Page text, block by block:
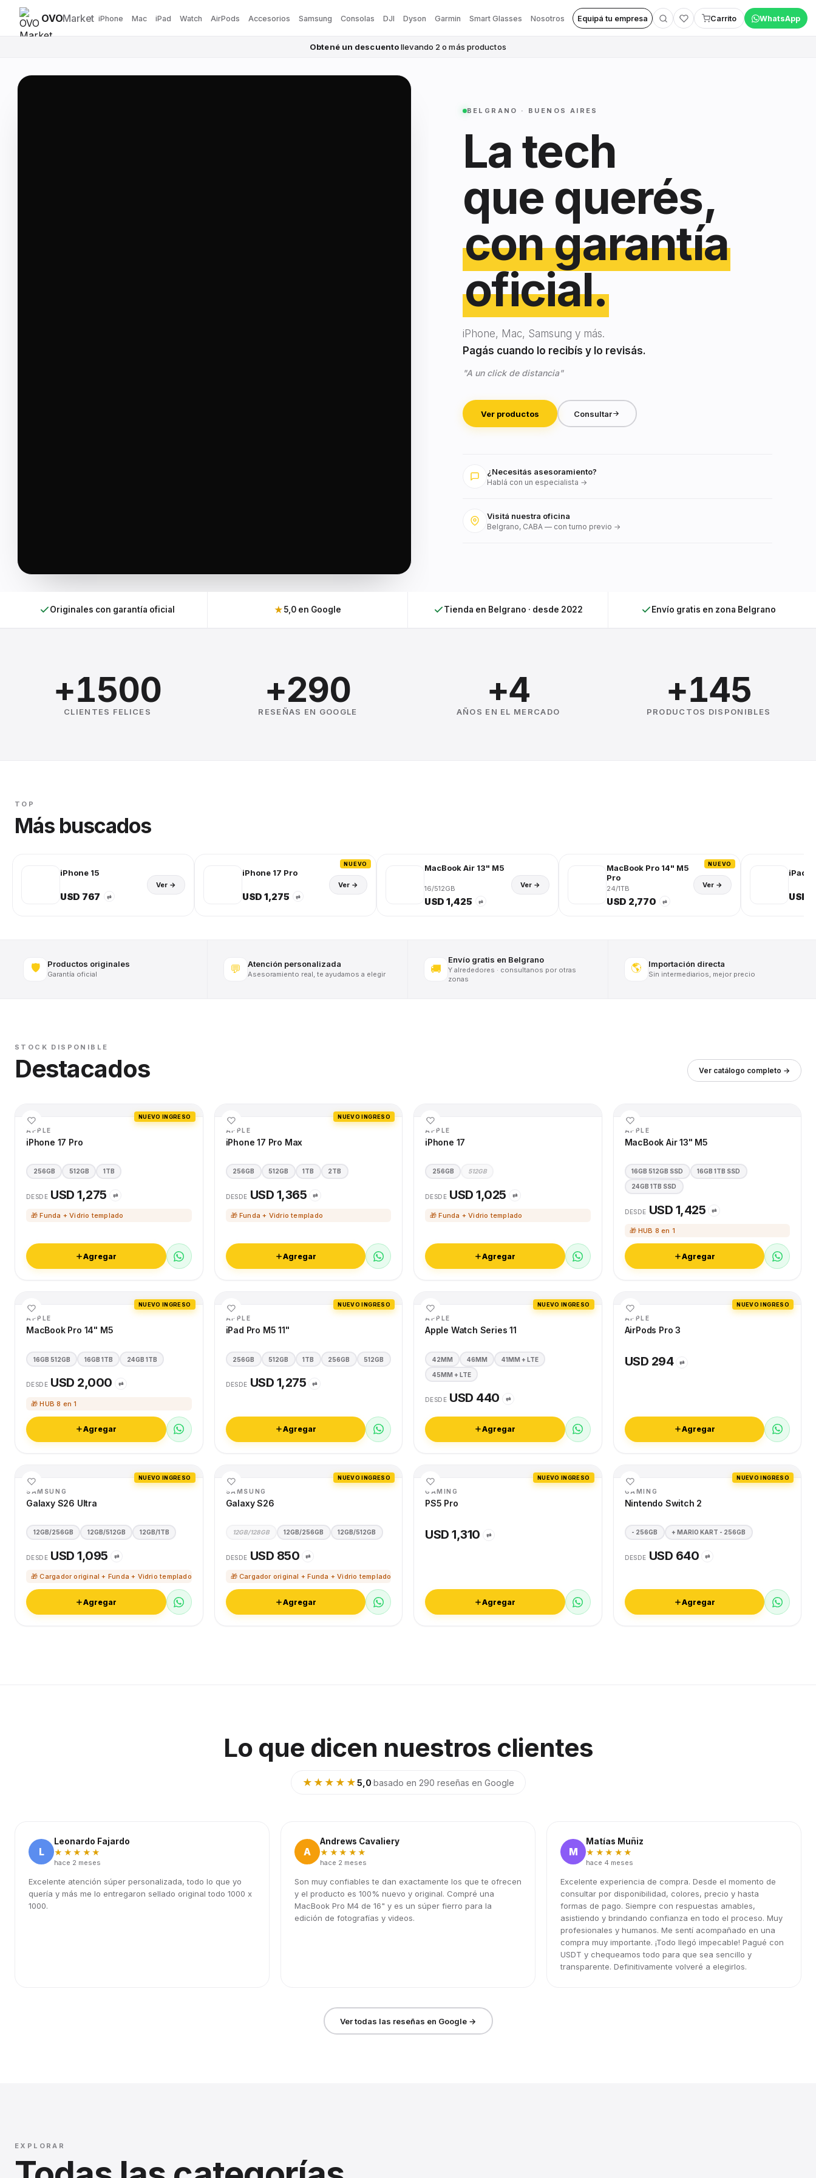
OVOMarket iPhone Mac iPad Watch AirPods Accesorios Samsung Consolas DJI Dyson Garmin Smart Glasses Nosotros Equipá tu empresa Carrito WhatsApp
Obtené un descuentollevando 2 o más productos
BELGRANO · BUENOS AIRES
La tech
que querés,
con garantía
oficial.
iPhone, Mac, Samsung y más.
Pagás cuando lo recibís y lo revisás.
"A un click de distancia"
Ver productos Consultar
¿Necesitás asesoramiento?
Hablá con un especialista →
Visitá nuestra oficina
Belgrano, CABA — con turno previo →
Originales con garantía oficial ★5,0 en Google Tienda en Belgrano · desde 2022 Envío gratis en zona Belgrano
+1500
CLIENTES FELICES
+290
RESEÑAS EN GOOGLE
+4
AÑOS EN EL MERCADO
+145
PRODUCTOS DISPONIBLES
TOP
Más buscados
iPhone 15
USD 767 ⇄
Ver →
NUEVO
iPhone 17 Pro
USD 1,275 ⇄
Ver →
MacBook Air 13" M5
16/512GB
USD 1,425 ⇄
Ver →
NUEVO
MacBook Pro 14" M5
Pro
24/1TB
USD 2,770 ⇄
Ver →
iPad
USD
🛡️ Productos originales
Garantía oficial 💬 Atención personalizada
Asesoramiento real, te ayudamos a elegir 🚚
Envío gratis en Belgrano
Y alrededores · consultanos por otras
zonas
🌎 Importación directa
Sin intermediarios, mejor precio
STOCK DISPONIBLE
Destacados Ver catálogo completo →
NUEVO INGRESO
APPLE
iPhone 17 Pro
256GB 512GB 1TB
DESDE USD 1,275 ⇄
🎁 Funda + Vidrio templado
Agregar
NUEVO INGRESO
APPLE
iPhone 17 Pro Max
256GB 512GB 1TB 2TB
DESDE USD 1,365 ⇄
🎁 Funda + Vidrio templado
Agregar
APPLE
iPhone 17
256GB 512GB
DESDE USD 1,025 ⇄
🎁 Funda + Vidrio templado
Agregar
APPLE
MacBook Air 13" M5
16GB 512GB SSD 16GB 1TB SSD
24GB 1TB SSD
DESDE USD 1,425 ⇄
🎁 HUB 8 en 1
Agregar
NUEVO INGRESO
APPLE
MacBook Pro 14" M5
16GB 512GB 16GB 1TB 24GB 1TB
DESDE USD 2,000 ⇄
🎁 HUB 8 en 1
Agregar
NUEVO INGRESO
APPLE
iPad Pro M5 11"
256GB 512GB 1TB 256GB 512GB
DESDE USD 1,275 ⇄
Agregar
NUEVO INGRESO
APPLE
Apple Watch Series 11
42MM 46MM 41MM + LTE
45MM + LTE
DESDE USD 440 ⇄
Agregar
NUEVO INGRESO
APPLE
AirPods Pro 3
USD 294 ⇄
Agregar
NUEVO INGRESO
SAMSUNG
Galaxy S26 Ultra
12GB/256GB 12GB/512GB 12GB/1TB
DESDE USD 1,095 ⇄
🎁 Cargador original + Funda + Vidrio templado
Agregar
NUEVO INGRESO
SAMSUNG
Galaxy S26
12GB/128GB 12GB/256GB 12GB/512GB
DESDE USD 850 ⇄
🎁 Cargador original + Funda + Vidrio templado
Agregar
NUEVO INGRESO
GAMING
PS5 Pro
USD 1,310 ⇄
Agregar
NUEVO INGRESO
GAMING
Nintendo Switch 2
- 256GB + MARIO KART - 256GB
DESDE USD 640 ⇄
Agregar
Lo que dicen nuestros clientes
★★★★★5,0·basado en 290 reseñas en Google
L
Leonardo Fajardo
★★★★★
hace 2 meses
Excelente atención súper personalizada, todo lo que yo
quería y más me lo entregaron sellado original todo 1000 x
1000.
A
Andrews Cavaliery
★★★★★
hace 2 meses
Son muy confiables te dan exactamente los que te ofrecen
y el producto es 100% nuevo y original. Compré una
MacBook Pro M4 de 16" y es un súper fierro para la
edición de fotografías y videos.
M
Matías Muñiz
★★★★★
hace 4 meses
Excelente experiencia de compra. Desde el momento de
consultar por disponibilidad, colores, precio y hasta
formas de pago. Siempre con respuestas amables,
asistiendo y brindando confianza en todo el proceso. Muy
profesionales y humanos. Me sentí acompañado en una
compra muy importante. ¡Todo llegó impecable! Pagué con
USDT y chequeamos todo para que sea sencillo y
transparente. Definitivamente volveré a elegirlos.
Ver todas las reseñas en Google →
EXPLORAR